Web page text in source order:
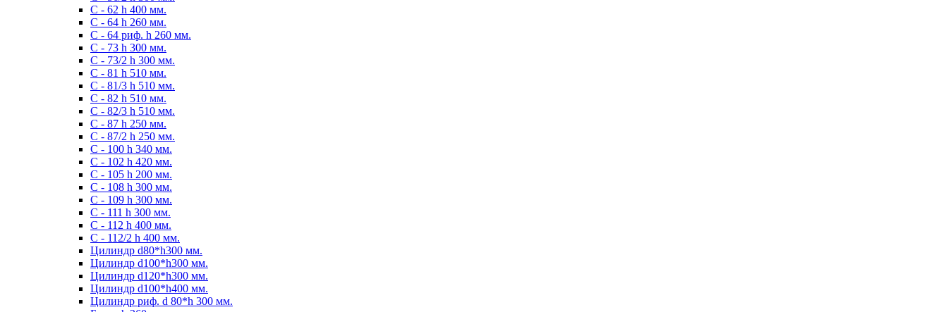
С - 62 h 400 мм.
С - 64 h 260 мм.
С - 64 риф. h 260 мм.
С - 73 h 300 мм.
С - 73/2 h 300 мм.
С - 81 h 510 мм.
С - 81/3 h 510 мм.
С - 82 h 510 мм.
С - 82/3 h 510 мм.
С - 87 h 250 мм.
С - 87/2 h 250 мм.
С - 100 h 340 мм.
C - 102 h 420 мм.
С - 105 h 200 мм.
С - 108 h 300 мм.
С - 109 h 300 мм.
С - 111 h 300 мм.
C - 112 h 400 мм.
С - 112/2 h 400 мм.
Цилиндр d80*h300 мм.
Цилиндр d100*h300 мм.
Цилиндр d120*h300 мм.
Цилиндр d100*h400 мм.
Цилиндр риф. d 80*h 300 мм.